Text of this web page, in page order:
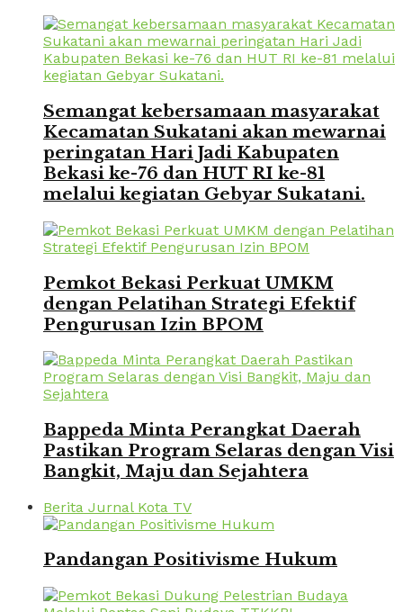
Semangat kebersamaan masyarakat
Kecamatan Sukatani akan mewarnai
peringatan Hari Jadi Kabupaten
Bekasi ke-76 dan HUT RI ke-81
melalui kegiatan Gebyar Sukatani.
Pemkot Bekasi Perkuat UMKM
dengan Pelatihan Strategi Efektif
Pengurusan Izin BPOM
Bappeda Minta Perangkat Daerah
Pastikan Program Selaras dengan Visi
Bangkit, Maju dan Sejahtera
Berita Jurnal Kota TV
Pandangan Positivisme Hukum